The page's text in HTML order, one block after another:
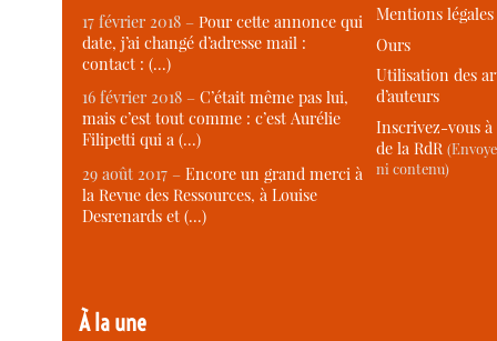
17 février 2018 –Pour cette annonce qui
date, j’ai changé d’adresse mail :
contact : (…)
16 février 2018 –C’était même pas lui,
mais c’est tout comme : c’est Aurélie
Filipetti qui a (…)
29 août 2017 –Encore un grand merci à
la Revue des Ressources, à Louise
Desrenards et (…)
À la une
Mentions légales
Ours
Utilisation des
d’auteurs
Inscrivez-vous
de la RdR
ni contenu)